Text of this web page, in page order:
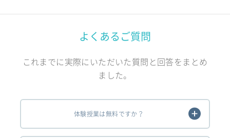
よくあるご質問
これまでに実際にいただいた質問と回答をまとめ
ました。
体験授業は無料ですか？